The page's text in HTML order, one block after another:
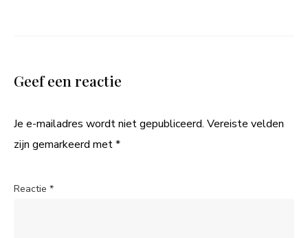
Geef een reactie
Je e-mailadres wordt niet gepubliceerd. Vereiste velden
zijn gemarkeerd met*
Reactie *